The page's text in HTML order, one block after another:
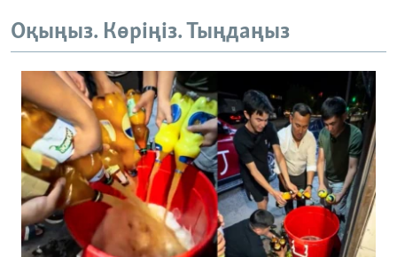
Оқыңыз. Көріңіз. Тыңдаңыз